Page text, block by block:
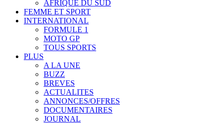
AFRIQUE DU SUD
FEMME ET SPORT
INTERNATIONAL
FORMULE 1
MOTO GP
TOUS SPORTS
PLUS
A LA UNE
BUZZ
BREVES
ACTUALITES
ANNONCES/OFFRES
DOCUMENTAIRES
JOURNAL